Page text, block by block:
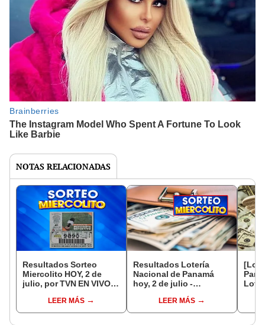
NOTAS RELACIONADAS
Resultados Sorteo
Miercolito HOY, 2 de
julio, por TVN EN VIVO:
los números premiados
de la LNB y horario
LEER MÁS
Resultados Lotería
Nacional de Panamá
hoy, 2 de julio -
números del último
sorteo y canal para ver
LEER MÁS
RPC